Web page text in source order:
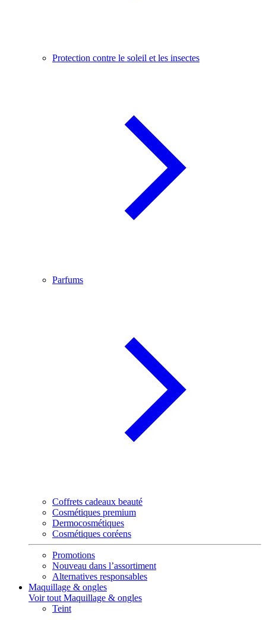
Protection contre le soleil et les insectes
Parfums
Coffrets cadeaux beauté
Cosmétiques premium
Dermocosmétiques
Cosmétiques coréens
Promotions
Nouveau dans l’assortiment
Alternatives responsables
Maquillage & ongles
Voir tout Maquillage & ongles
Teint